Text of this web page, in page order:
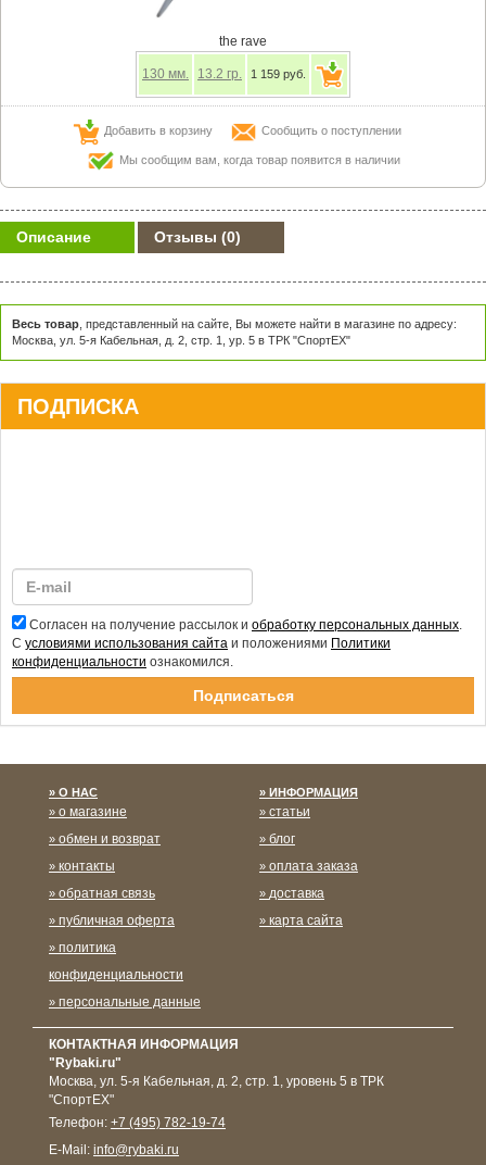
the rave
130 мм. 13.2 гр. 1 159 руб.
Добавить в корзину Сообщить о поступлении
Мы сообщим вам, когда товар появится в наличии
Описание Отзывы (0)
Весь товар , представленный на сайте, Вы можете найти в магазине по адресу:
Москва, ул. 5-я Кабельная, д. 2, стр. 1, ур. 5 в ТРК "СпортЕХ"
ПОДПИСКА
Согласен на получение рассылок и обработку персональных данных
С условиями использования сайта и положениями Политики
конфиденциальности ознакомился.
О НАС
о магазине
обмен и возврат
контакты
обратная связь
публичная оферта
политика
конфиденциальности
персональные данные
ИНФОРМАЦИЯ
статьи
блог
оплата заказа
доставка
карта сайта
КОНТАКТНАЯ ИНФОРМАЦИЯ
"Rybaki.ru"
Москва, ул. 5-я Кабельная, д. 2, стр. 1, уровень 5 в ТРК
"СпортЕХ"
Телефон: +7 (495) 782-19-74
E-Mail: info@rybaki.ru